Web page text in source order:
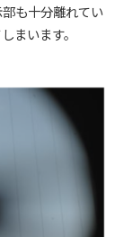
も十分離れてい
まいます。